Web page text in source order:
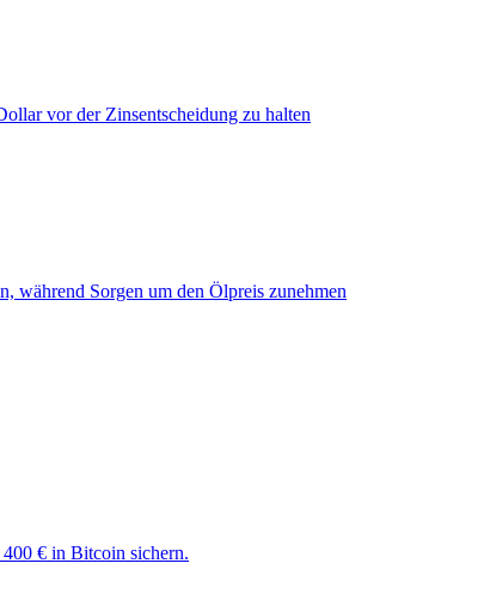
vor der Zinsentscheidung zu halten
während Sorgen um den Ölpreis zunehmen
€ in Bitcoin sichern.